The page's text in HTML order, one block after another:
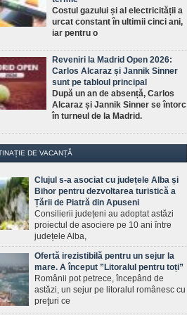
Costul gazului și al electricității a
urcat constant în ultimii cinci ani,
iar pentru o
Reveniri la Madrid Open 2026:
Carlos Alcaraz și Jannik Sinner
sunt pe tabloul principal
După un an de absență, Carlos
Alcaraz și Jannik Sinner se întorc
în turneul de la Madrid.
DE VACANȚĂ
Clujul s-a asociat cu județele Alba și
Bihor pentru dezvoltarea turistică a
Țării de Piatră din Apuseni
Consilierii județeni au adoptat astăzi
proiectul de asociere pe 10 ani între
județele Alba,
Ofertă irezistibilă pentru un sejur la
mare. A început ”Litoralul pentru toți”
Românii pot petrece, începând de
astăzi, un sejur pe litoralul românesc cu
preţuri ce